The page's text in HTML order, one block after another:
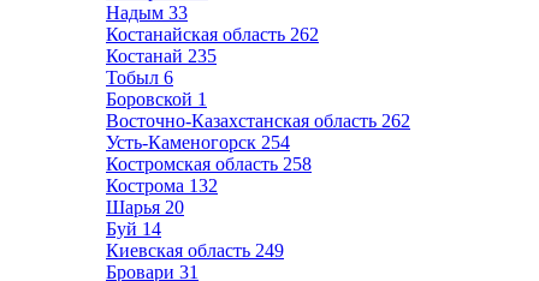
Надым 33
Костанайская область 262
Костанай 235
Тобыл 6
Боровской 1
Восточно-Казахстанская область 262
Усть-Каменогорск 254
Костромская область 258
Кострома 132
Шарья 20
Буй 14
Киевская область 249
Бровари 31